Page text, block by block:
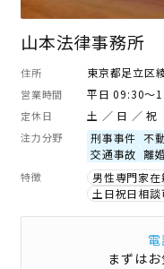
山本法律事務所
住所 東京都足立区
営業時間 平日 09:30～
定休日 土 ／ 日 ／ 祝
注力分野 刑事事件 不
交通事故 離
特徴 男性専門家在
土日祝日相談
まずは